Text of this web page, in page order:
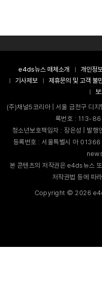
e4ds뉴스 매체소개 개인정
기사제보
제휴문의 및 고객 불
(주)채널5코리아 | 서울 금천구 디
록번호 : 113-
청소년보호책임자 : 장은성 | 발
등록번호 : 서울특별시 아
본 콘텐츠의 저작권은 e4ds뉴스
저작권법 등에 따
Copyright ©2026